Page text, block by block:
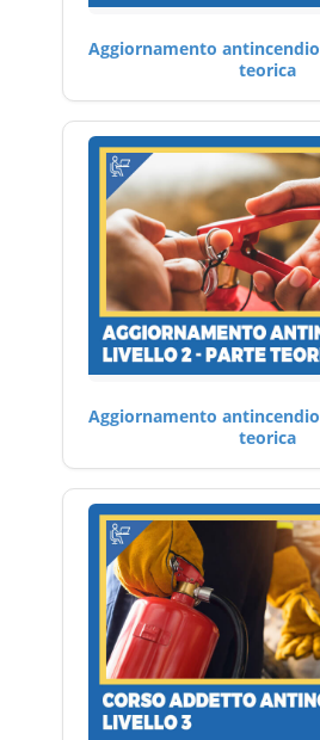
Aggiornamento
teorica
Aggiornamento
teorica